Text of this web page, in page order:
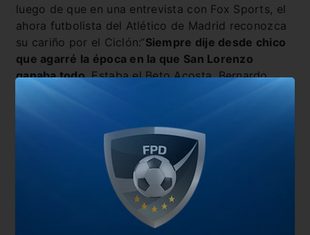
luego de que en una entrevista con Fox Sports, el
ahora futbolista del Atlético de Madrid reconozca
su cariño por el Ciclón:“Siempre dije desde chico
que agarré la época en la que San Lorenzo
ganaba todo. Estaba el Beto Acosta, Bernardo
Romeo, Romagnoli,
Estévez, me veía toda esa
generación cuando era chico y era lo que me
gustaba. Desde Uruguay miraba a San Lorenzo y
me gustaba mucho. Imitaba al Beto Acosta mucho.
Lo mirábamos mucho”.